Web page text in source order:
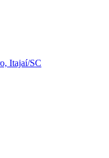
Itajaí/SC